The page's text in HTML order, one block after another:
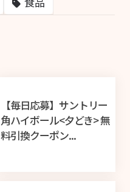
【毎日応募】サントリー
角ハイボール<夕どき> 無
料引換クーポン...